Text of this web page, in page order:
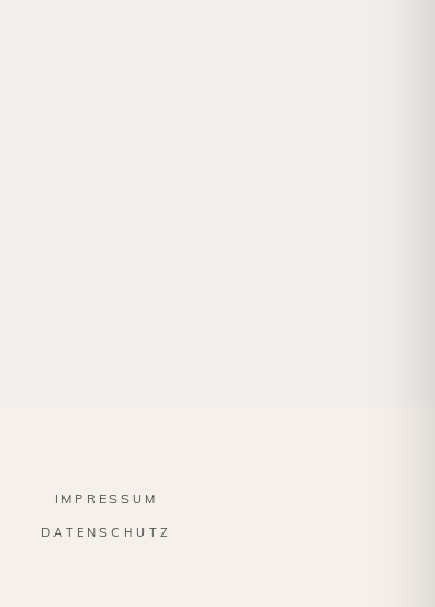
IMPRESSUM
DATENSCHUTZ